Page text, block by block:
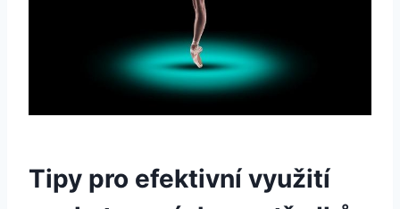
Tipy pro efektivní využití